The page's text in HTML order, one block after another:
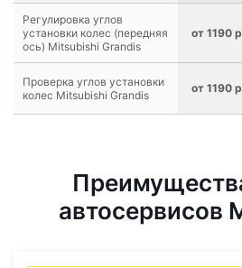
Регулировка углов
установки колес (передняя
ось) Mitsubishi Grandis
от 1190
Проверка углов установки
колес Mitsubishi Grandis
от 1190
автосервисов